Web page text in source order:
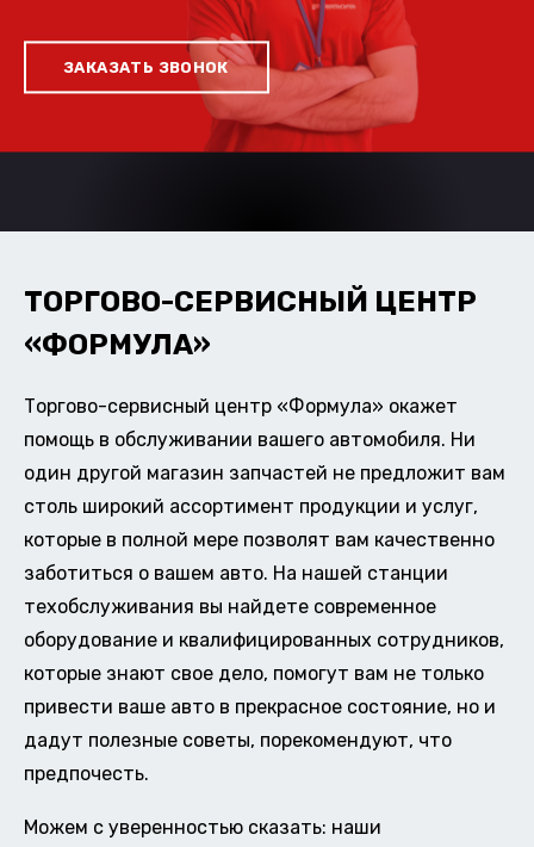
ЗАКАЗАТЬ ЗВОНОК
ТОРГОВО-СЕРВИСНЫЙ ЦЕНТР
«ФОРМУЛА»
Торгово-сервисный центр «Формула» окажет
помощь в обслуживании вашего автомобиля. Ни
один другой магазин запчастей не предложит вам
столь широкий ассортимент продукции и услуг,
которые в полной мере позволят вам качественно
заботиться о вашем авто. На нашей станции
техобслуживания вы найдете современное
оборудование и квалифицированных сотрудников,
которые знают свое дело, помогут вам не только
привести ваше авто в прекрасное состояние, но и
дадут полезные советы, порекомендуют, что
предпочесть.
Можем с уверенностью сказать: наши